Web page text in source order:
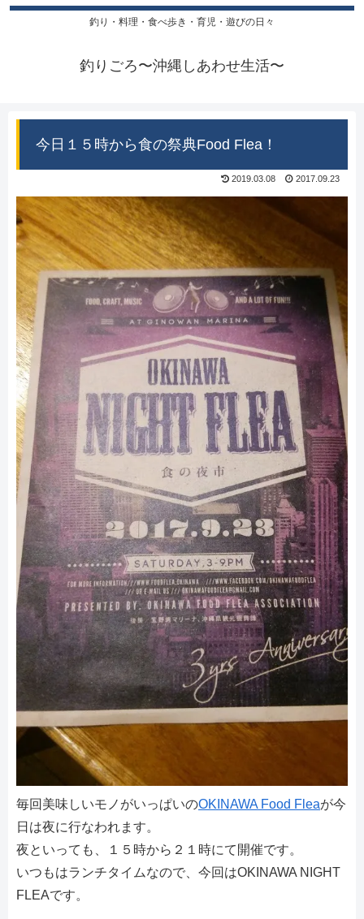
釣り・料理・食べ歩き・育児・遊びの日々
釣りごろ〜沖縄しあわせ生活〜
今日１５時から食の祭典Food Flea！
2019.03.08 2017.09.23
毎回美味しいモノがいっぱいのOKINAWA Food Fleaが今
日は夜に行なわれます。
夜といっても、１５時から２１時にて開催です。
いつもはランチタイムなので、今回はOKINAWA NIGHT
FLEAです。